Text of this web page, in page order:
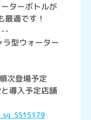
ターボトルが
最適です！
型ウォーター
次登場予定
導入予定店舗